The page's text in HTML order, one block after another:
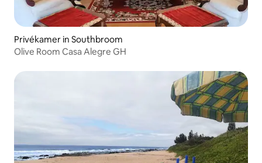
Privékamer in Southbroom
Olive Room Casa Alegre GH